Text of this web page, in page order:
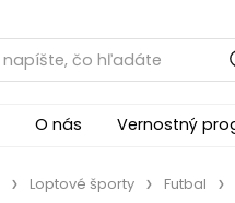
O nás Vernostný
Loptové športy Futbal